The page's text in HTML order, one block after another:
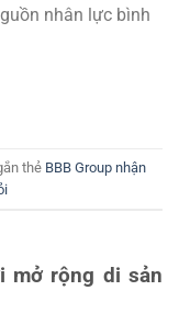
nhân lực bình
thẻ BBB Group nhận
mở rộng di sản